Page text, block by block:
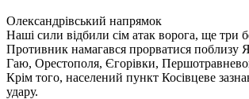
Олександрівський напрямок
Наші сили відбили сім атак ворога, ще три
Противник намагався прорватися поблизу
Гаю, Орестополя, Єгорівки,
Крім того, населений пункт Косівцеве
удару.